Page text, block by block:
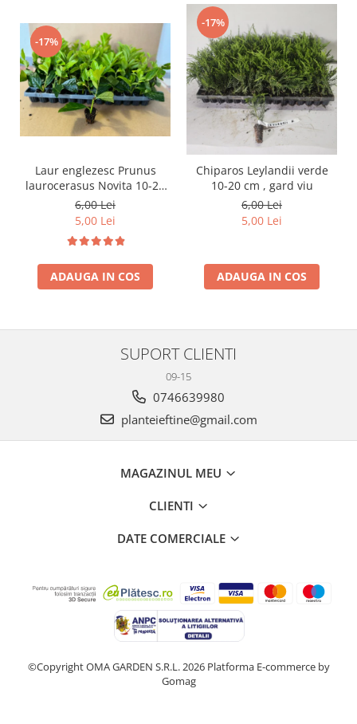
-17%
Laur englezesc Prunus
laurocerasus Novita 10-20
cm
6,00 Lei
5,00 Lei
ADAUGA IN COS
-17%
Chiparos Leylandii verde
10-20 cm , gard viu
6,00 Lei
5,00 Lei
ADAUGA IN COS
SUPORT CLIENTI
09-15
0746639980
planteieftine@gmail.com
MAGAZINUL MEU
CLIENTI
DATE COMERCIALE
©Copyright OMA GARDEN S.R.L. 2026 Platforma E-commerce by
Gomag